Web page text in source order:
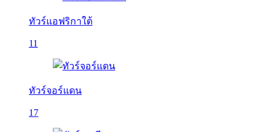
ทัวร์แอฟริกาใต้
11
ทัวร์จอร์แดน
17